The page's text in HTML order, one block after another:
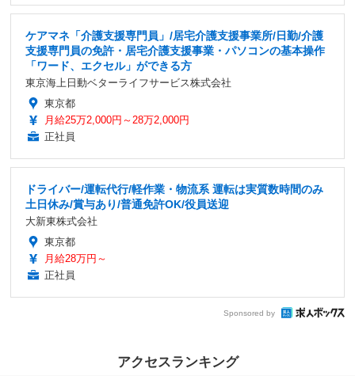
ケアマネ「介護支援専門員」/居宅介護支援事業所/日勤/介護
支援専門員の免許・居宅介護支援事業・パソコンの基本操作
「ワード、エクセル」ができる方
東京海上日動ベターライフサービス株式会社
東京都
月給25万2,000円～28万2,000円
正社員
ドライバー/運転代行/軽作業・物流系 運転は実質数時間のみ
土日休み/賞与あり/普通免許OK/役員送迎
大新東株式会社
東京都
月給28万円～
正社員
Sponsored by
アクセスランキング